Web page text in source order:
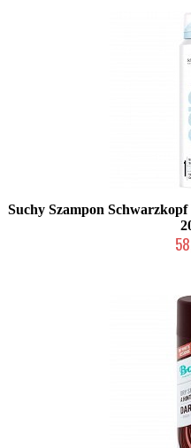
Suchy Szampon